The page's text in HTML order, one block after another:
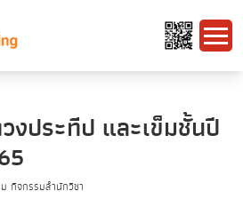
ประทีป และเข็มชั้นปี
กิจกรรมสำนักวิชา